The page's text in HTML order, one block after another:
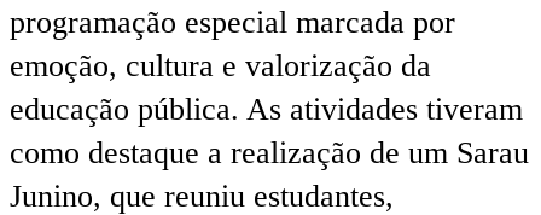
programação especial marcada por
emoção, cultura e valorização da
educação pública. As atividades tiveram
como destaque a realização de um Sarau
Junino, que reuniu estudantes,